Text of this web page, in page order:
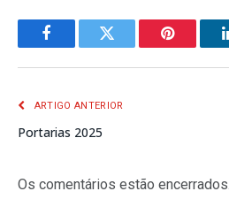
FacebookTwitter Pinterest
ARTIGO ANTERIOR
Portarias 2025
Os comentários estão encerrados.